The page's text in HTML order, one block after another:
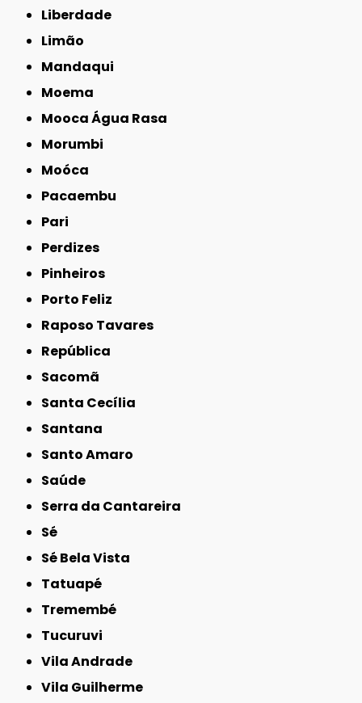
Liberdade
Limão
Mandaqui
Moema
Mooca Água Rasa
Morumbi
Moóca
Pacaembu
Pari
Perdizes
Pinheiros
Porto Feliz
Raposo Tavares
República
Sacomã
Santa Cecília
Santana
Santo Amaro
Saúde
Serra da Cantareira
Sé
Sé Bela Vista
Tatuapé
Tremembé
Tucuruvi
Vila Andrade
Vila Guilherme